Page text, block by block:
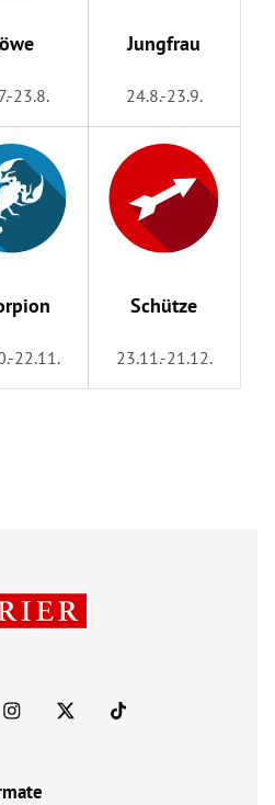
23.8.
Jungfrau
24.8.-23.9.
22.11.
Schütze
23.11.-21.12.